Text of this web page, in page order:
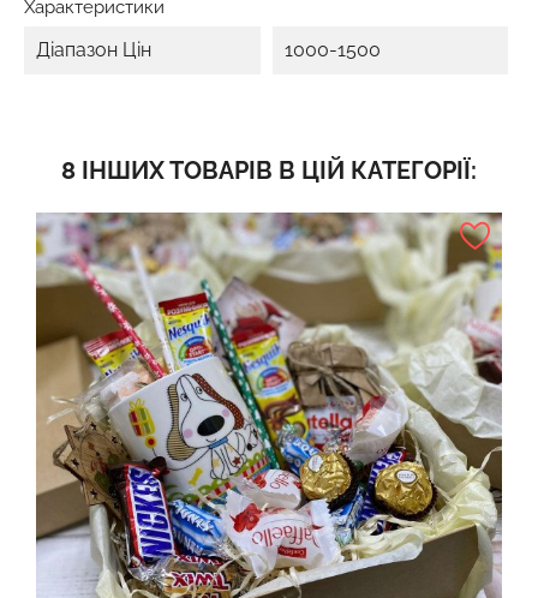
Характеристики
Діапазон Цін 1000-1500
8 ІНШИХ ТОВАРІВ В ЦІЙ КАТЕГОРІЇ: